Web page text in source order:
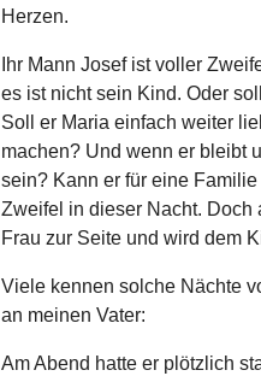
Herzen.
Ihr Mann Josef ist voller
es ist nicht sein Kind. Oder
Soll er Maria einfach weiter
machen? Und wenn er bleibt
sein? Kann er für eine
Zweifel in dieser Nacht. Doch
Frau zur Seite und wird dem
Viele kennen solche Nächte
an meinen Vater:
Am Abend hatte er plötzlich